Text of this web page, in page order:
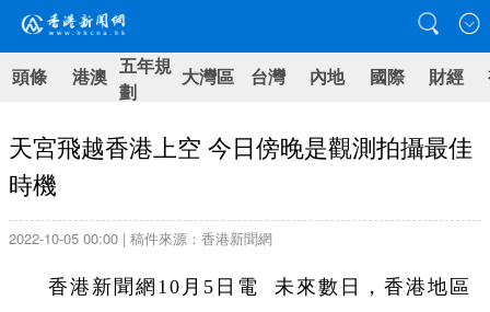
頭條 港澳 五年規
劃
大灣區 台灣 內地 國際 財經
天宮飛越香港上空 今日傍晚是觀測拍攝最佳
時機
2022-10-05 00:00 | 稿件來源：香港新聞網
香港新聞網10月5日電 未來數日，香港地區